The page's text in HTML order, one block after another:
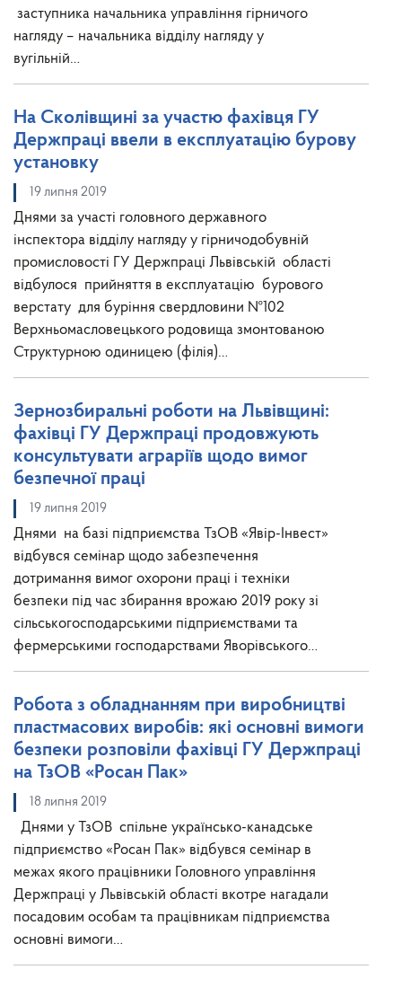
заступника начальника управління гірничого
нагляду – начальника відділу нагляду у
вугільній…
На Сколівщині за участю фахівця ГУ
Держпраці ввели в експлуатацію бурову
установку
19 липня 2019
Днями за участі головного державного
інспектора відділу нагляду у гірничодобувній
промисловості ГУ Держпраці Львівській області
відбулося прийняття в експлуатацію бурового
верстату для буріння свердловини №102
Верхньомасловецького родовища змонтованою
Структурною одиницею (філія)…
Зернозбиральні роботи на Львівщині:
фахівці ГУ Держпраці продовжують
консультувати аграріїв щодо вимог
безпечної праці
19 липня 2019
Днями на базі підприємства ТзОВ «Явір-Інвест»
відбувся семінар щодо забезпечення
дотримання вимог охорони праці і техніки
безпеки під час збирання врожаю 2019 року зі
сільськогосподарськими підприємствами та
фермерськими господарствами Яворівського…
Робота з обладнанням при виробництві
пластмасових виробів: які основні вимоги
безпеки розповіли фахівці ГУ Держпраці
на ТзОВ «Росан Пак»
18 липня 2019
Днями у ТзОВ спільне українсько-канадське
підприємство «Росан Пак» відбувся семінар в
межах якого працівники Головного управління
Держпраці у Львівській області вкотре нагадали
посадовим особам та працівникам підприємства
основні вимоги…